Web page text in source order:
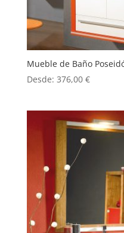
Mueble de Baño
Desde: 376,00 €